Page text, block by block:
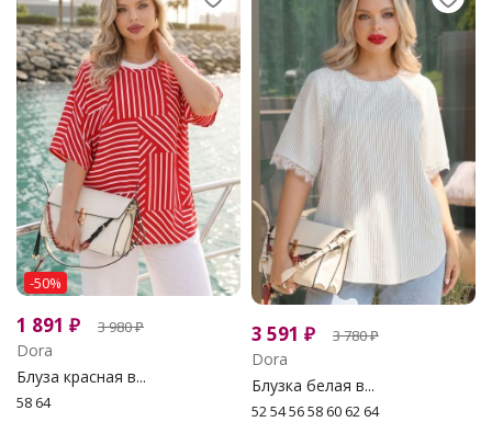
-50%
1 891 ₽ 3 980₽
Dora
Блуза красная в...
58 64
3 591 ₽ 3 780₽
Dora
Блузка белая в...
52 54 56 58 60 62 64